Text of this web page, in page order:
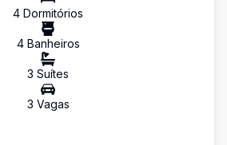
4 Dormitórios
4Banheiros
3 Suítes
3 Vagas